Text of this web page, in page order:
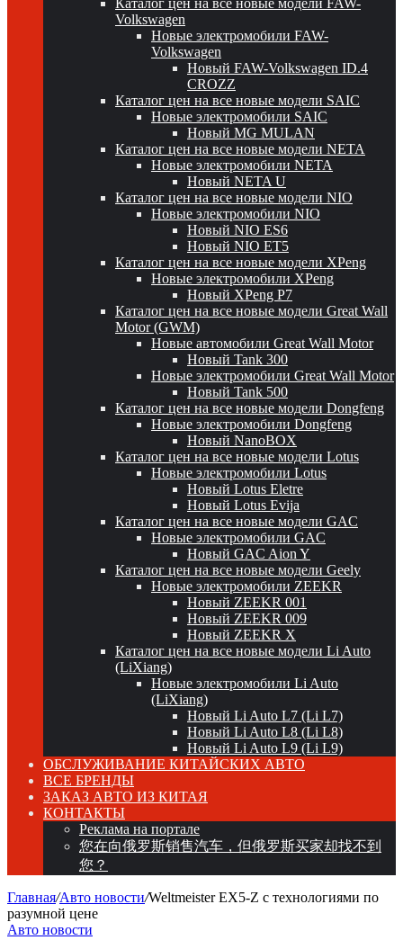
Каталог цен на все новые модели FAW-
Volkswagen
Новые электромобили FAW-
Volkswagen
Новый FAW-Volkswagen ID.4
CROZZ
Каталог цен на все новые модели SAIC
Новые электромобили SAIC
Новый MG MULAN
Каталог цен на все новые модели NETA
Новые электромобили NETA
Новый NETA U
Каталог цен на все новые модели NIO
Новые электромобили NIO
Новый NIO ES6
Новый NIO ET5
Каталог цен на все новые модели XPeng
Новые электромобили XPeng
Новый XPeng P7
Каталог цен на все новые модели Great Wall
Motor (GWM)
Новые автомобили Great Wall Motor
Новый Tank 300
Новые электромобили Great Wall Motor
Новый Tank 500
Каталог цен на все новые модели Dongfeng
Новые электромобили Dongfeng
Новый NanoBOX
Каталог цен на все новые модели Lotus
Новые электромобили Lotus
Новый Lotus Eletre
Новый Lotus Evija
Каталог цен на все новые модели GAC
Новые электромобили GAC
Новый GAC Aion Y
Каталог цен на все новые модели Geely
Новые электромобили ZEEKR
Новый ZEEKR 001
Новый ZEEKR 009
Новый ZEEKR X
Каталог цен на все новые модели Li Auto
(LiXiang)
Новые электромобили Li Auto
(LiXiang)
Новый Li Auto L7 (Li L7)
Новый Li Auto L8 (Li L8)
Новый Li Auto L9 (Li L9)
ОБСЛУЖИВАНИЕ КИТАЙСКИХ АВТО
ВСЕ БРЕНДЫ
ЗАКАЗ АВТО ИЗ КИТАЯ
КОНТАКТЫ
Реклама на портале
您在向俄罗斯销售汽车，但俄罗斯买家却找不到
您？
Главная/Авто новости/Weltmeister EX5-Z с технологиями по
разумной цене
Авто новости